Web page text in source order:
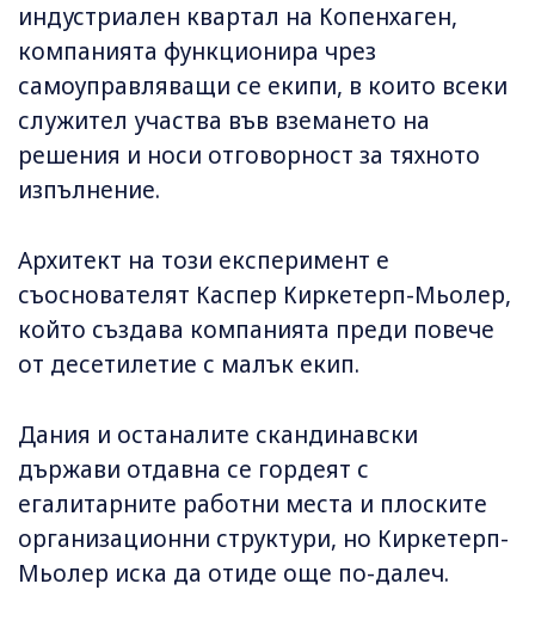
индустриален квартал на Копенхаген,
компанията функционира чрез
самоуправляващи се екипи, в които всеки
служител участва във вземането на
решения и носи отговорност за тяхното
изпълнение.
Архитект на този експеримент е
съоснователят Каспер Киркетерп-Мьолер,
който създава компанията преди повече
от десетилетие с малък екип.
Дания и останалите скандинавски
държави отдавна се гордеят с
егалитарните работни места и плоските
организационни структури, но Киркетерп-
Мьолер иска да отиде още по-далеч.